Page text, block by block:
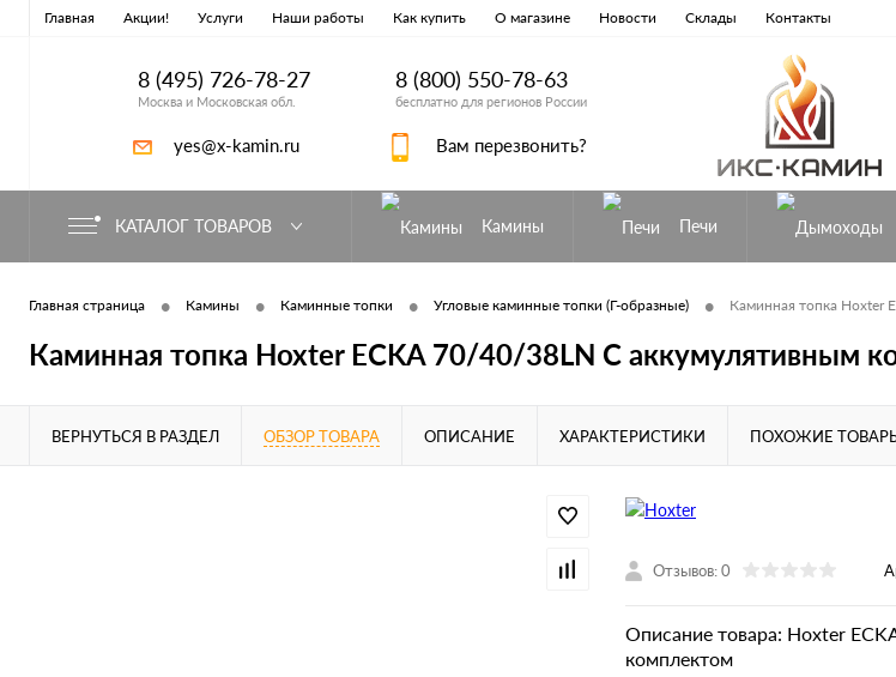
Главная Акции! Услуги Наши работы Как купить О магазине Новости Склады Контакты
8 (495) 726-78-27
Москва и Московская обл.
yes@x-kamin.ru
8 (800) 550-78-63
бесплатно для регионов России
Вам перезвонить?
КАТАЛОГ ТОВАРОВ Камины Печи
Главная страница • Камины • Каминные топки • Угловые каминные топки (Г-образные) • Каминная топка Hoxter
Каминная топка Hoxter ECKA 70/40/38LN С аккумулятивным
ВЕРНУТЬСЯ В РАЗДЕЛ ОБЗОР ТОВАРА ОПИСАНИЕ ХАРАКТЕРИСТИКИ ПОХОЖИЕ
Отзывов: 0
Описание товара: Hoxter
комплектом